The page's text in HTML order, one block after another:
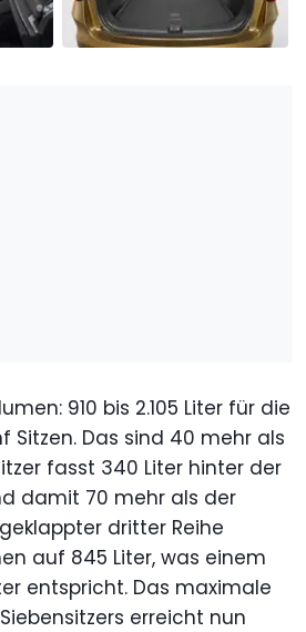
910 bis 2.105 Liter für die
Sitzen. Das sind 40 mehr als
fasst 340 Liter hinter der
damit 70 mehr als der
dritter Reihe
auf 845 Liter, was einem
entspricht. Das maximale
erreicht nun